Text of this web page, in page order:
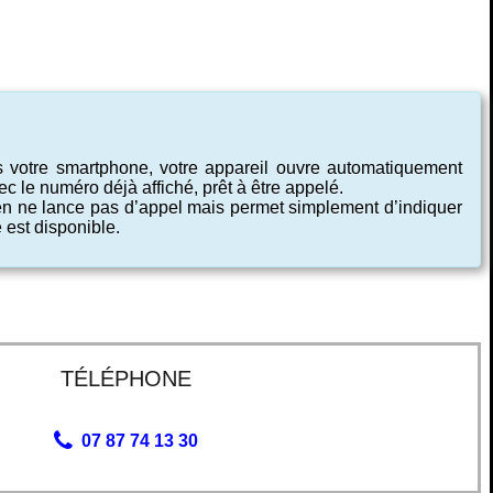
smartphone, votre appareil ouvre automatiquement
le numéro déjà affiché, prêt à être appelé.
ne lance pas d’appel mais permet simplement d’indiquer
est disponible.
TÉLÉPHONE
07 87 74 13 30